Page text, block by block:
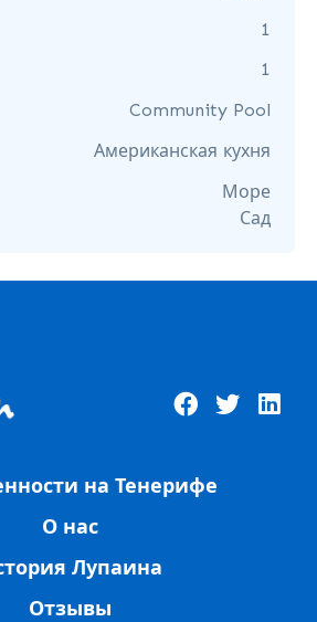
1
1
Community Pool
Американская кухня
Море
Сад
на Тенерифе
О нас
Лупаина
Отзывы